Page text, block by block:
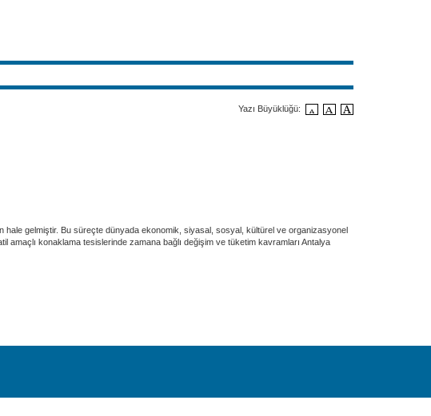
Yazı Büyüklüğü:
hale gelmiştir. Bu süreçte dünyada ekonomik, siyasal, sosyal, kültürel ve organizasyonel
amaçlı konaklama tesislerinde zamana bağlı değişim ve tüketim kavramları Antalya